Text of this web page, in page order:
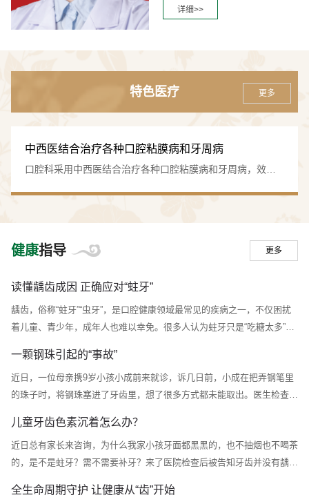
详细>>
特色医疗 更多
中西医结合治疗各种口腔粘膜病和牙周病
口腔科采用中西医结合治疗各种口腔粘膜病和牙周病，效果
健康指导 更多
读懂龋齿成因 正确应对“蛀牙”
龋齿，俗称“蛀牙”“虫牙”，是口腔健康领域最常见的疾病之一，不仅困扰
着儿童、青少年，成年人也难以幸免。很多人认为蛀牙只是“吃糖太多”导
去脉，才能掌握科学的应对方法，守护口腔健康。龋齿并非“虫蛀”，四大
因素共同作祟很多人误以为龋齿是牙齿里长了虫子，这是流传已久的误
区。现代口腔医学研究证实，龋齿是细菌、食物、宿主、时间四大因素相
一颗钢珠引起的“事故”
近日，一位母亲携9岁小孩小成前来就诊，诉几日前，小成在把弄钢笔里
的珠子时，将钢珠塞进了牙齿里，想了很多方式都未能取出。医生检查后
除少许后将钢珠取出。经仔细检查，小成口内大大小小的龋洞有7颗，经
过科普后，小成妈妈才知道龋洞的危害远不止这次的“事故”。乳牙龋病是
儿童时期常见的口腔疾病，如果不及时治疗和预防，会对孩子的健康产生
儿童牙齿色素沉着怎么办？
近日总有家长来咨询，为什么我家小孩牙面都黑黑的，也不抽烟也不喝茶
的，是不是蛀牙？需不需要补牙？来了医院检查后被告知牙齿并没有龋
儿童牙面色素沉着表现为靠近牙龈边缘的牙面上平行或不连续分布的黑
全生命周期守护 让健康从“齿”开始